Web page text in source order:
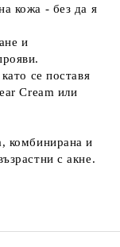
кожа - без да я
и
се поставя
Cream или
комбинирана и
с акне.